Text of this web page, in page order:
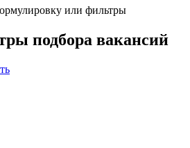
или фильтры
подбора вакансий